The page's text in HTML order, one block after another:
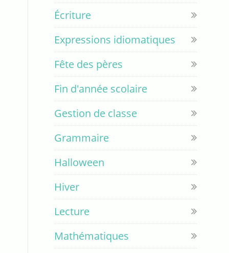
Écriture
Expressions idiomatiques
Fête des pères
Fin d'année scolaire
Gestion de classe
Grammaire
Halloween
Hiver
Lecture
Mathématiques